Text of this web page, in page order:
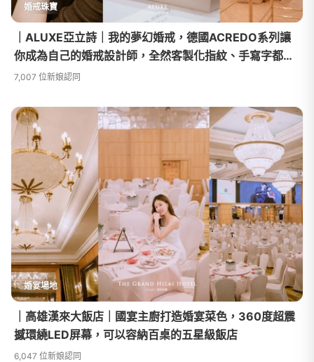
婚戒珠寶
｜ALUXE亞立詩｜我的夢幻婚戒，德國ACREDO系列讓
你成為自己的婚戒設計師，全然客製化指紋、手寫字都可
刻印在戒指上，成為永恆的印記
7,007 位新娘認同
婚宴場地
｜高雄漢來大飯店｜國宴主廚打造婚宴菜色，360度超震
撼環繞LED屏幕，可以容納百桌的五星級飯店
6,047 位新娘認同